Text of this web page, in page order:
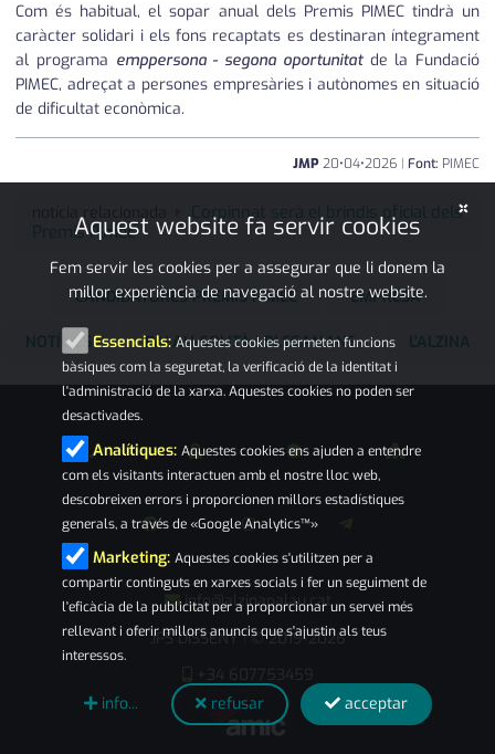
Com és habitual, el sopar anual dels Premis PIMEC tindrà un
caràcter solidari i els fons recaptats es destinaran íntegrament
al programa emppersona - segona oportunitatde la Fundació
PIMEC, adreçat a persones empresàries i autònomes en situació
de dificultat econòmica.
JMP20•04•2026 | Font: PIMEC
notícia relacionada
Corpinnat serà el brindis oficial dels
Premis Pimec
CANDIDATURES PREMIS PIMEC EMPRESA
NOTÍCIES PALAU-SOLITÀ I PLEGAMANS L'ALZINA
info@alzinapalau.cat
JPS DISSENY|© 2019-2026
×
Aquest website fa servir cookies
Fem servir les cookies per a assegurar que li donem la
millor experiència de navegació al nostre website.
Essencials: Aquestes cookies permeten funcions
bàsiques com la seguretat, la verificació de la identitat i
l'administració de la xarxa. Aquestes cookies no poden ser
desactivades.
Analítiques: Aquestes cookies ens ajuden a entendre
com els visitants interactuen amb el nostre lloc web,
descobreixen errors i proporcionen millors estadístiques
generals, a través de «Google Analytics™»
Marketing: Aquestes cookies s'utilitzen per a
compartir continguts en xarxes socials i fer un seguiment de
l'eficàcia de la publicitat per a proporcionar un servei més
rellevant i oferir millors anuncis que s'ajustin als teus
interessos.
info... refusar acceptar